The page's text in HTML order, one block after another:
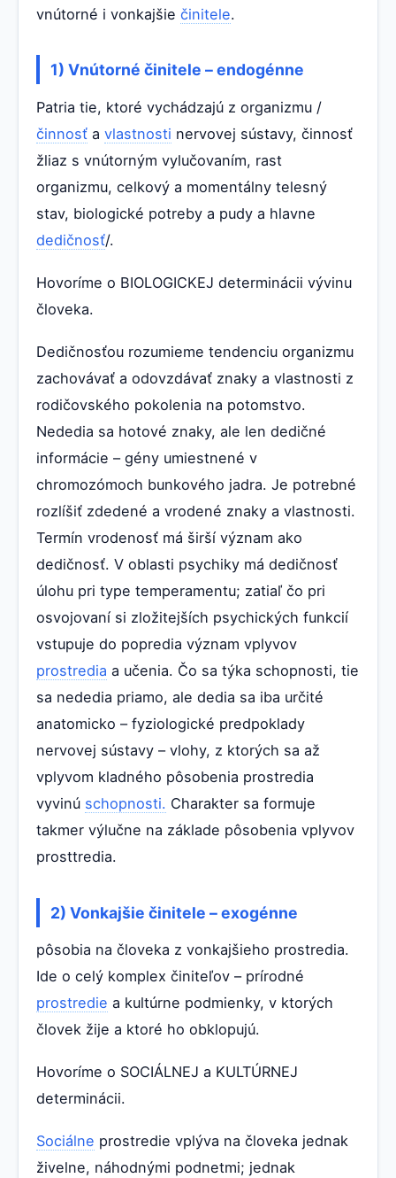
vnútorné i vonkajšie činitele.
1) Vnútorné činitele – endogénne
Patria tie, ktoré vychádzajú z organizmu /
činnosť a vlastnosti nervovej sústavy, činnosť
žliaz s vnútorným vylučovaním, rast
organizmu, celkový a momentálny telesný
stav, biologické potreby a pudy a hlavne
dedičnosť/.
Hovoríme o BIOLOGICKEJ determinácii vývinu
človeka.
Dedičnosťou rozumieme tendenciu organizmu
zachovávať a odovzdávať znaky a vlastnosti z
rodičovského pokolenia na potomstvo.
Nededia sa hotové znaky, ale len dedičné
informácie – gény umiestnené v
chromozómoch bunkového jadra. Je potrebné
rozlíšiť zdedené a vrodené znaky a vlastnosti.
Termín vrodenosť má širší význam ako
dedičnosť. V oblasti psychiky má dedičnosť
úlohu pri type temperamentu; zatiaľ čo pri
osvojovaní si zložitejších psychických funkcií
vstupuje do popredia význam vplyvov
prostredia a učenia. Čo sa týka schopnosti, tie
sa nededia priamo, ale dedia sa iba určité
anatomicko – fyziologické predpoklady
nervovej sústavy – vlohy, z ktorých sa až
vplyvom kladného pôsobenia prostredia
vyvinú schopnosti. Charakter sa formuje
takmer výlučne na základe pôsobenia vplyvov
prosttredia.
2) Vonkajšie činitele – exogénne
pôsobia na človeka z vonkajšieho prostredia.
Ide o celý komplex činiteľov – prírodné
prostredie a kultúrne podmienky, v ktorých
človek žije a ktoré ho obklopujú.
Hovoríme o SOCIÁLNEJ a KULTÚRNEJ
determinácii.
Sociálne prostredie vplýva na človeka jednak
živelne, náhodnými podnetmi; jednak